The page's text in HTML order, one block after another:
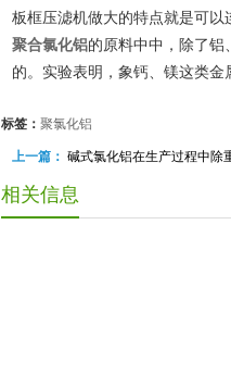
板框压滤机做大的特点就是可
聚合氯化铝的原料中中，除了铝
的。实验表明，象钙、镁这类金
标签： 聚氯化铝
上一篇： 碱式氯化铝​在生产过程中除
相关信息